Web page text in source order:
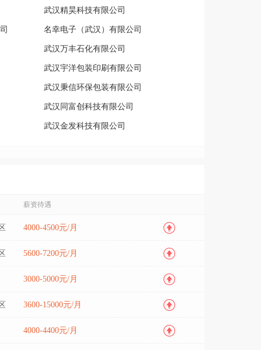
武汉精昊科技有限公司
名幸电子（武汉）有限公司
武汉万丰石化有限公司
武汉宇洋包装印刷有限公司
武汉秉信环保包装有限公司
武汉同富创科技有限公司
武汉金发科技有限公司
武汉兆诚科技有限公司
武汉广聚缘包装有限公司
薪资待遇
4000-4500元/月
5600-7200元/月
3000-5000元/月
3600-15000元/月
4000-4400元/月